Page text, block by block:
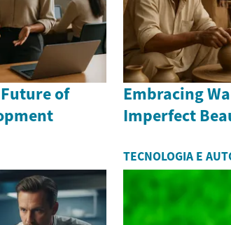
of
Embracing
Imperfect
TECNOLOGIA E